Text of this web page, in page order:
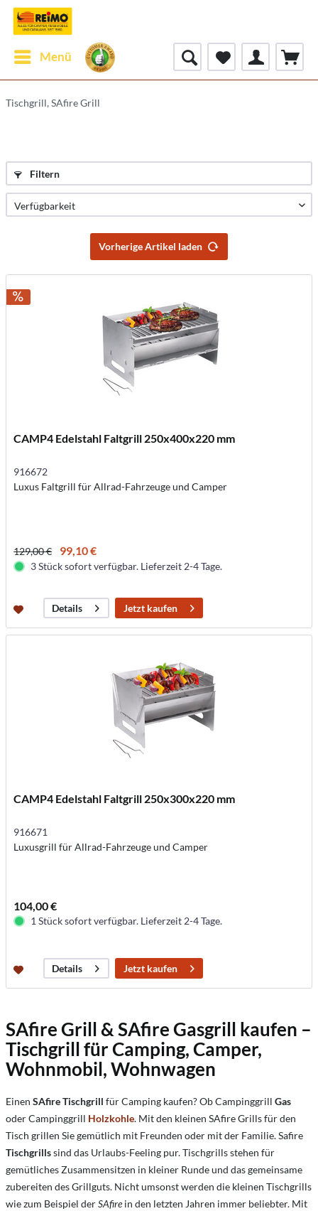
Menü
Tischgrill, SAfire Grill
Filtern
Vorherige Artikel laden
CAMP4 Edelstahl Faltgrill 250x400x220 mm
916672
Luxus Faltgrill für Allrad-Fahrzeuge und Camper
129,00 € 99,10 €
3 Stück sofort verfügbar. Lieferzeit 2-4 Tage.
Details Jetzt kaufen
CAMP4 Edelstahl Faltgrill 250x300x220 mm
916671
Luxusgrill für Allrad-Fahrzeuge und Camper
104,00 €
1 Stück sofort verfügbar. Lieferzeit 2-4 Tage.
Details Jetzt kaufen
SAfire Grill & SAfire Gasgrill kaufen –
Tischgrill für Camping, Camper,
Wohnmobil, Wohnwagen
Einen SAfireTischgrill für Camping kaufen? Ob Campinggrill Gas
oder Campinggrill Holzkohle. Mit den kleinen SAfire Grills für den
Tisch grillen Sie gemütlich mit Freunden oder mit der Familie. Safire
Tischgrillssind das Urlaubs-Feeling pur. Tischgrills stehen für
gemütliches Zusammensitzen in kleiner Runde und das gemeinsame
zubereiten des Grillguts. Nicht umsonst werden die kleinen Tischgrills
wie zum Beispiel derSAfirein den letzten Jahren immer beliebter. Mit